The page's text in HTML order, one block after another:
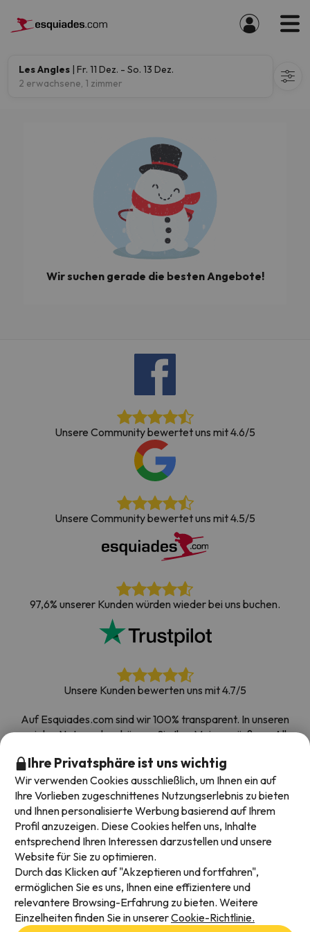
Les Angles | Fr. 11 Dez. - So. 13 Dez.
2 erwachsene, 1 zimmer
Wir suchen gerade die besten Angebote!
Unsere Community bewertet uns mit 4.6/5
Unsere Community bewertet uns mit 4.5/5
97,6% unserer Kunden würden wieder bei uns buchen.
Unsere Kunden bewerten uns mit 4.7/5
Auf Esquiades.com sind wir 100% transparent. In unseren
sozialen Netzwerken können Sie Ihre Meinung äußern. Alle
stammen von echten Kunden.
Buchen Sie mit Vertrauen |Über 700.000 Menschen
haben ihren Skiurlaub bei Esquiades.com gebucht
Verfügbare Zahlungsarten
Ihre Privatsphäre ist uns wichtig
Wir verwenden Cookies ausschließlich, um Ihnen ein auf
Ihre Vorlieben zugeschnittenes Nutzungserlebnis zu bieten
und Ihnen personalisierte Werbung basierend auf Ihrem
Profil anzuzeigen. Diese Cookies helfen uns, Inhalte
entsprechend Ihren Interessen darzustellen und unsere
Website für Sie zu optimieren.
Durch das Klicken auf "Akzeptieren und fortfahren",
ermöglichen Sie es uns, Ihnen eine effizientere und
relevantere Browsing-Erfahrung zu bieten. Weitere
Einzelheiten finden Sie in unsererCookie-Richtlinie.